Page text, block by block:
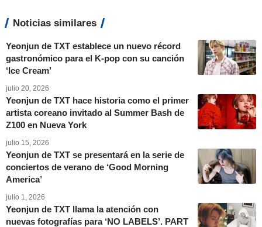
Noticias similares
Yeonjun de TXT establece un nuevo récord
gastronómico para el K-pop con su canción
‘Ice Cream’
julio 20, 2026
Yeonjun de TXT hace historia como el primer
artista coreano invitado al Summer Bash de
Z100 en Nueva York
julio 15, 2026
Yeonjun de TXT se presentará en la serie de
conciertos de verano de ‘Good Morning
America’
julio 1, 2026
Yeonjun de TXT llama la atención con
nuevas fotografías para ‘NO LABELS’. PART